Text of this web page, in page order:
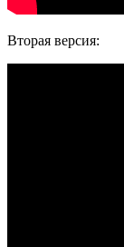
Вторая версия: